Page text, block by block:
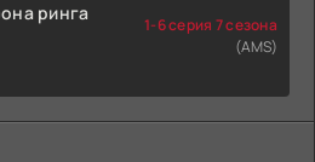
ринга
1-6 серия 7 сезона
(AMS)